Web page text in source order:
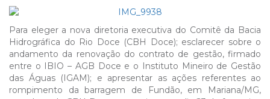
Para eleger a nova diretoria executiva do Comitê da Bacia
Hidrográfica do Rio Doce (CBH Doce); esclarecer sobre o
andamento da renovação do contrato de gestão, firmado
entre o IBIO – AGB Doce e o Instituto Mineiro de Gestão
das Águas (IGAM); e apresentar as ações referentes ao
rompimento da barragem de Fundão, em Mariana/MG,